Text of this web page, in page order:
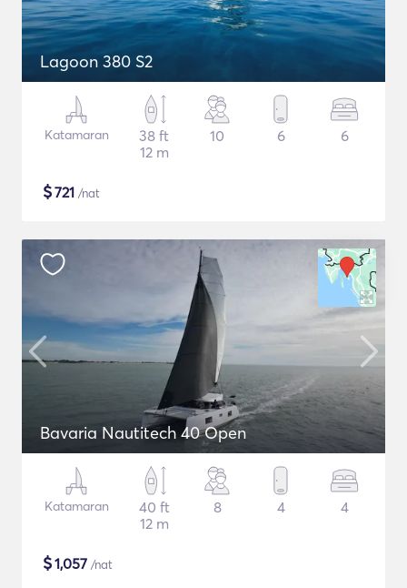
Lagoon 380 S2
Katamaran
38 ft
12 m
10 6 6
$721 /nat
Bavaria Nautitech 40 Open
Katamaran
40 ft
12 m
8 4 4
$1,057 /nat